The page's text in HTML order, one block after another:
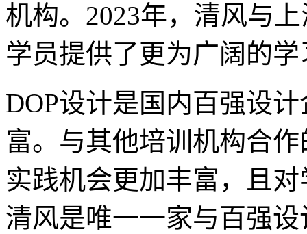
机构。2023年，清风与
学员提供了更为广阔的
DOP设计是国内百强设
富。与其他培训机构合
实践机会更加丰富，且
清风是唯一一家与百强